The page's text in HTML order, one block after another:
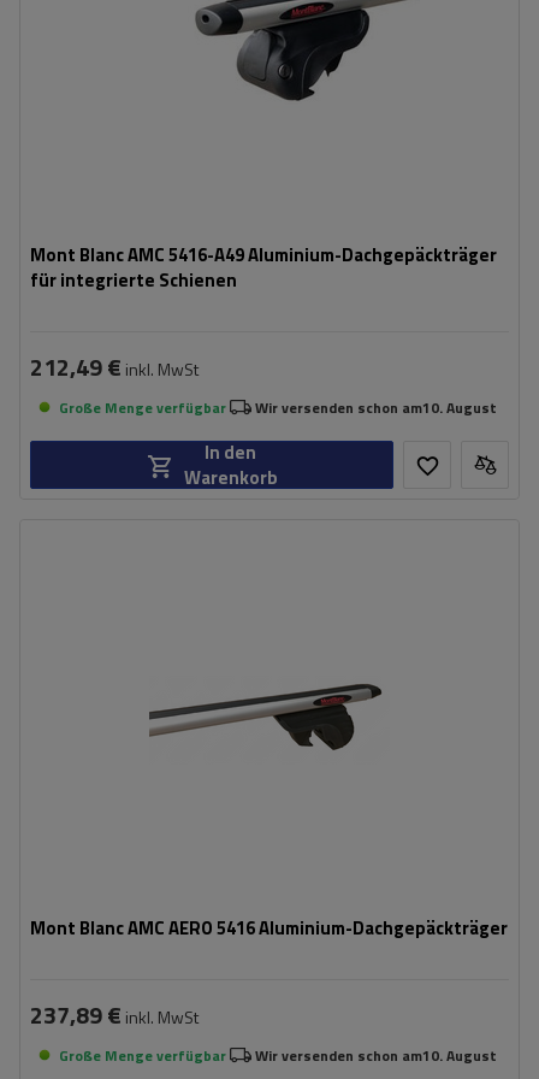
Mont Blanc AMC 5416-A49 Aluminium-Dachgepäckträger
für integrierte Schienen
212,49 € inkl. MwSt
Große Menge verfügbar Wir versenden schon am10. August
In den
Warenkorb
Mont Blanc AMC AERO 5416 Aluminium-Dachgepäckträger
237,89 € inkl. MwSt
Große Menge verfügbar Wir versenden schon am10. August